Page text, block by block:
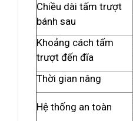
Chiều dài tấm trượt
bánh sau
Khoảng cách tấm
trượt đến đĩa
Thời gian nâng
Hệ thống an toàn